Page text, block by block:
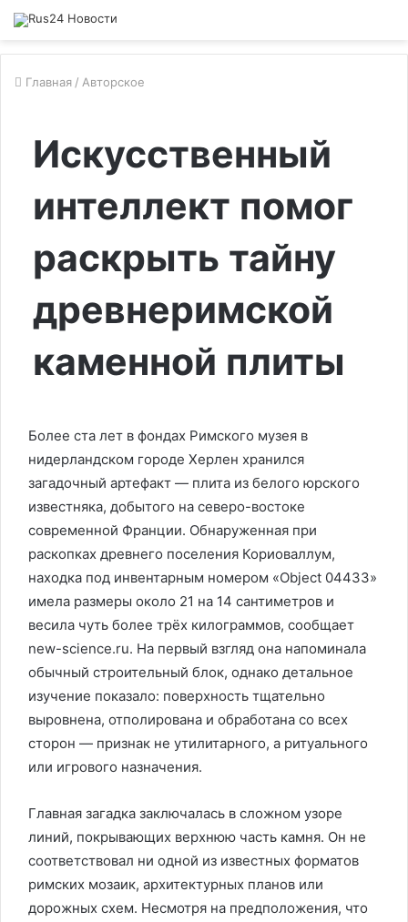
Главная / Авторское
Искусственный
интеллект помог
раскрыть тайну
древнеримской
каменной плиты
Более ста лет в фондах Римского музея в
нидерландском городе Херлен хранился
загадочный артефакт — плита из белого юрского
известняка, добытого на северо-востоке
современной Франции. Обнаруженная при
раскопках древнего поселения Кориоваллум,
находка под инвентарным номером «Object 04433»
имела размеры около 21 на 14 сантиметров и
весила чуть более трёх килограммов, сообщает
new-science.ru. На первый взгляд она напоминала
обычный строительный блок, однако детальное
изучение показало: поверхность тщательно
выровнена, отполирована и обработана со всех
сторон — признак не утилитарного, а ритуального
или игрового назначения.
Главная загадка заключалась в сложном узоре
линий, покрывающих верхнюю часть камня. Он не
соответствовал ни одной из известных форматов
римских мозаик, архитектурных планов или
дорожных схем. Несмотря на предположения, что